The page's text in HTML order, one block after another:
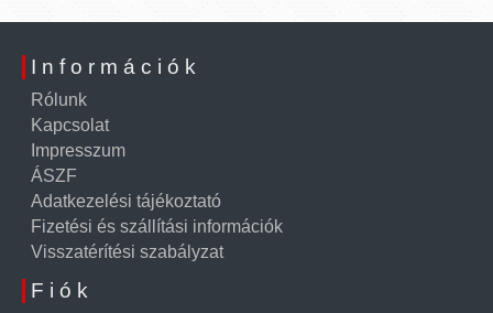
Információk
Rólunk
Kapcsolat
Impresszum
ÁSZF
Adatkezelési tájékoztató
Fizetési és szállítási információk
Visszatérítési szabályzat
Fiók